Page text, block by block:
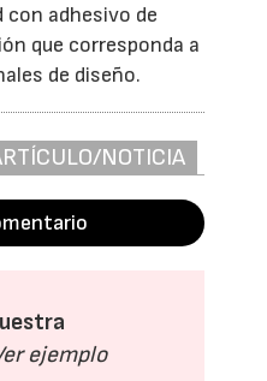
con adhesivo de
que corresponda a
de diseño.
NOTICIA
ejemplo